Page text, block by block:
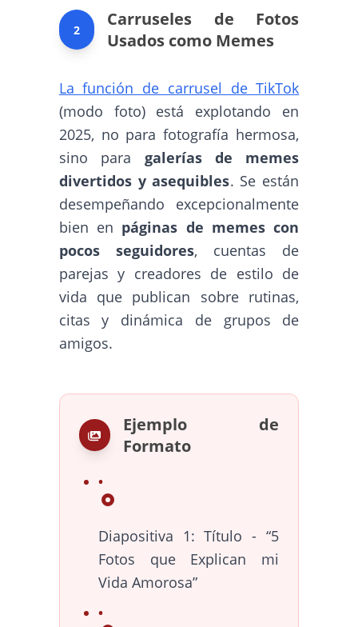
2
Carruseles de Fotos
Usados como Memes
La función de carrusel de TikTok
(modo foto) está explotando en
2025, no para fotografía hermosa,
sino para galerías de memes
divertidos y asequibles. Se están
desempeñando excepcionalmente
bien en páginas de memes con
pocos seguidores, cuentas de
parejas y creadores de estilo de
vida que publican sobre rutinas,
citas y dinámica de grupos de
amigos.
Ejemplo de
Formato
Diapositiva 1: Título - “5
Fotos que Explican mi
Vida Amorosa”